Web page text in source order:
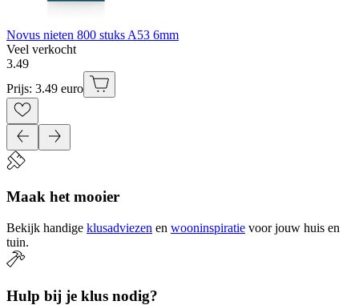
Novus nieten 800 stuks A53 6mm
Veel verkocht
3.49
Prijs: 3.49 euro
Maak het mooier
Bekijk handige klusadviezen en wooninspiratie voor jouw huis en
tuin.
Hulp bij je klus nodig?